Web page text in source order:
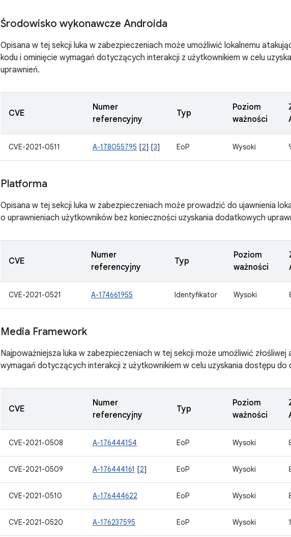
Środowisko wykonawcze Androida
Opisana w tej sekcji luka w zabezpieczeniach może umożliwić lokalnemu
kodu i ominięcie wymagań dotyczących interakcji z użytkownikiem w celu
uprawnień.
CVE
Numer
referencyjny
Typ
Poziom
ważności
CVE-2021-0511 A-178055795 [2] [3] EoP Wysoki
Platforma
Opisana w tej sekcji luka w zabezpieczeniach może prowadzić do ujawnienia
o uprawnieniach użytkowników bez konieczności uzyskania dodatkowych
CVE
Numer
referencyjny
Typ
Poziom
ważności
CVE-2021-0521 A-174661955 Identyfikator Wysoki
Media Framework
Najpoważniejsza luka w zabezpieczeniach w tej sekcji może umożliwić złośliwej
wymagań dotyczących interakcji z użytkownikiem w celu uzyskania dostępu
CVE
Numer
referencyjny
Typ
Poziom
ważności
CVE-2021-0508 A-176444154 EoP Wysoki
CVE-2021-0509 A-176444161 [2] EoP Wysoki
CVE-2021-0510 A-176444622 EoP Wysoki
CVE-2021-0520 A-176237595 EoP Wysoki